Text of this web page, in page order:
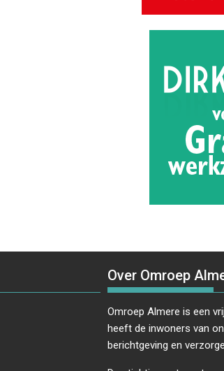
Over Omroep
Omroep Almere is een
heeft de inwoners van
berichtgeving en